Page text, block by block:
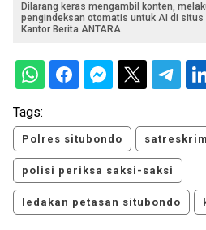
Dilarang keras mengambil konten,
pengindeksan otomatis untuk AI di
Kantor Berita ANTARA.
Tags:
Polres situbondo
polisi periksa saksi-saksi
ledakan petasan situbondo